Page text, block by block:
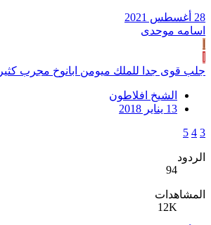
28 أغسطس 2021
اسامه موحدی
جلب قوى جدا للملك ميومن ابانوخ مجرب كثيرا
الشيخ افلاطون
13 يناير 2018
3
4
5
الردود
94
المشاهدات
12K